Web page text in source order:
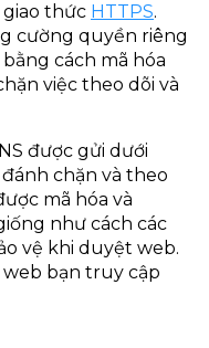
thức HTTPS.
cường quyền riêng
cách mã hóa
việc theo dõi và
được gửi dưới
chặn và theo
mã hóa và
như cách các
vệ khi duyệt web.
bạn truy cập